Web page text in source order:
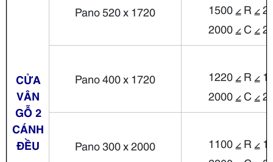
CỬA
VÂN
GỖ 2
CÁNH
ĐỀU
Pano 520 x 1720
1500 ⦤ R ⦤
2000 ⦤ C ⦤
Pano 400 x 1720
1220 ⦤ R ⦤
2000 ⦤ C ⦤
Pano 300 x 2000
1100 ⦤ R ⦤